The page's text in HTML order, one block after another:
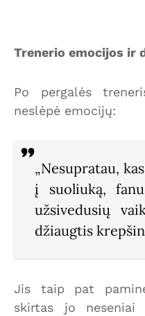
Trenerio emocijos ir
Po pergalės
neslėpė emocijų:
„Nesupratau,
į suoliuką,
užsivedusių
džiaugtis
Jis taip pat
skirtas jo neseniai